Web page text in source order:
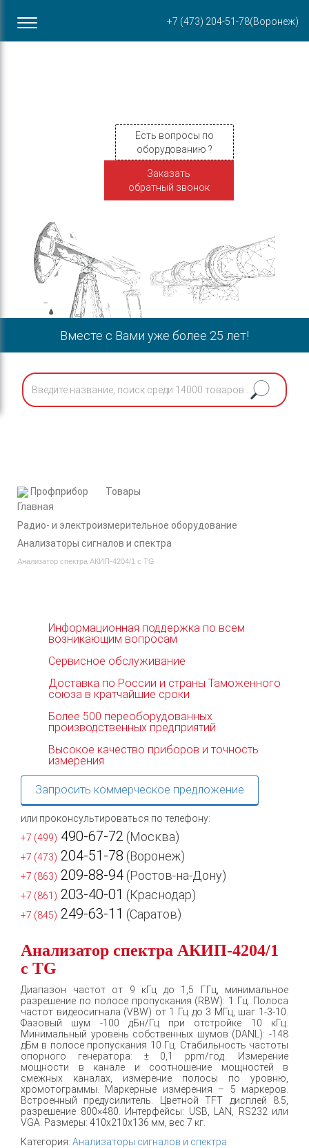
+7 (473) 204-51-78(Воронеж)
ул. Пирогова, 87Б
Есть вопросы по
оборудованию ?
Заказать
обратный звонок
Вместе с Вами уже более 25 лет!
Профприбор Товары
Радио- и электроизмерительное оборудование
Анализаторы сигналов и спектра
Анализатор спектра АКИП-4204/1 с TG
Информационная поддержка по всем
возникающим вопросам
Сервисное обслуживание
Доставка по России и страны Таможенного
союза в кратчайшие сроки
Более 500 переоборудованных
производственных предприятий
Высокое качество приборов и точность
измерения
Запросить коммерческое предложение
или проконсультироваться по телефону:
+7 (499) 490-67-72 (Москва)
+7 (473) 204-51-78 (Воронеж)
+7 (863) 209-88-94 (Ростов-на-Дону)
+7 (861) 203-40-01 (Краснодар)
+7 (845) 249-63-11 (Саратов)
Анализатор спектра АКИП-4204/1
с TG
Диапазон частот от 9 кГц до 1,5 ГГц, минимальное
разрешение по полосе пропускания (RBW): 1 Гц. Полоса
частот видеосигнала (VBW) от 1 Гц до 3 МГц, шаг 1-3-10.
Фазовый шум -100 дБн/Гц при отстройке 10 кГц.
Минимальный уровень собственных шумов (DANL): -148
дБм в полосе пропускания 10 Гц. Стабильность частоты
опорного генератора: ± 0,1 ppm/год. Измерение
мощности в канале и соотношение мощностей в
смежных каналах, измерение полосы по уровню,
хромотограммы. Маркерные измерения – 5 маркеров.
Встроенный предусилитель. Цветной TFT дисплей 8.5,
разрешение 800×480. Интерфейсы: USB, LAN, RS232 или
VGA. Размеры: 410x210x136 мм, вес 7 кг.
Категория: Анализаторы сигналов и спектра